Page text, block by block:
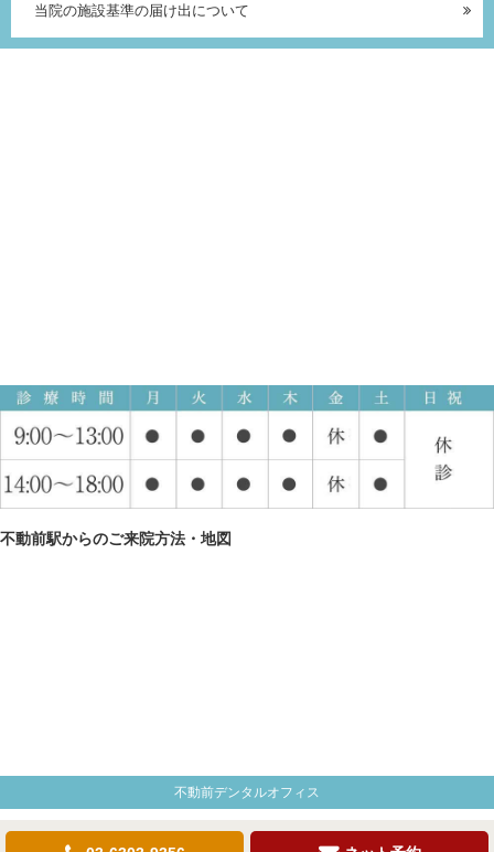
当院の施設基準の届け出について
不動前駅からのご来院方法・地図
不動前デンタルオフィス